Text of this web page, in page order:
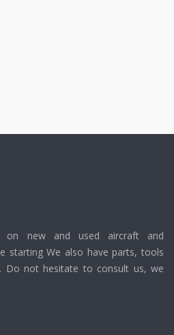
on new and used aircraft and
starting We also have parts, tools
Do not hesitate to consult us, we